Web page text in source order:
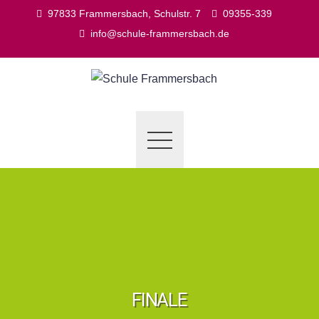
97833 Frammersbach, Schulstr. 7
09355-339
info@schule-frammersbach.de
FINALE